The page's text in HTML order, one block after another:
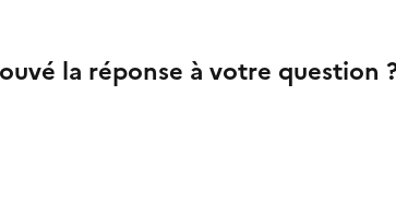
la réponse à votre question